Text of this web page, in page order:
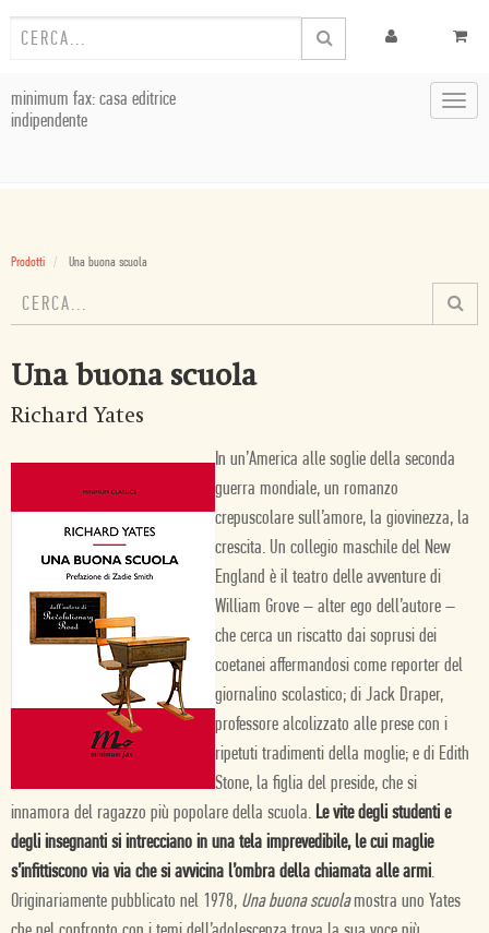
minimum fax: casa editrice
indipendente
Prodotti Una buona scuola
Una buona scuola
Richard Yates
In un’America alle soglie della seconda
guerra mondiale, un romanzo
crepuscolare sull’amore, la giovinezza, la
crescita. Un collegio maschile del New
England è il teatro delle avventure di
William Grove – alter ego dell’autore –
che cerca un riscatto dai soprusi dei
coetanei affermandosi come reporter del
giornalino scolastico; di Jack Draper,
professore alcolizzato alle prese con i
ripetuti tradimenti della moglie; e di Edith
Stone, la figlia del preside, che si
innamora del ragazzo più popolare della scuola. Le vite degli studenti e
degli insegnanti si intrecciano in una tela imprevedibile, le cui maglie
s’infittiscono via via che si avvicina l’ombra della chiamata alle armi.
Originariamente pubblicato nel 1978, Una buona scuolamostra uno Yates